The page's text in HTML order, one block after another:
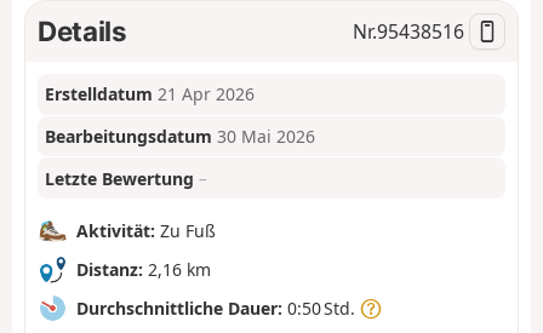
Details Nr.95438516
Erstelldatum 21 Apr 2026
Bearbeitungsdatum 30 Mai 2026
Letzte Bewertung –
Aktivität: Zu Fuß
Distanz: 2,16 km
Durchschnittliche Dauer: 0:50 Std.